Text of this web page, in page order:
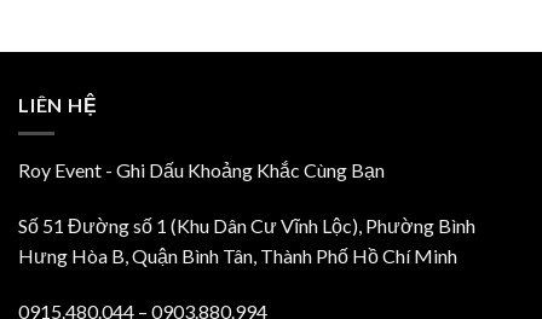
LIÊN HỆ
Roy Event - Ghi Dấu Khoảng Khắc Cùng Bạn
Số 51 Đường số 1 (Khu Dân Cư Vĩnh Lộc), Phường Bình
Hưng Hòa B, Quận Bình Tân, Thành Phố Hồ Chí Minh
0915.480.044 – 0903.880.994